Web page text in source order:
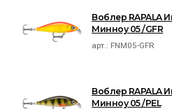
Воблер RAPALA
Минноу 05 /GFR
арт.: FNM05-GFR
Воблер RAPALA
Минноу 05 /PEL